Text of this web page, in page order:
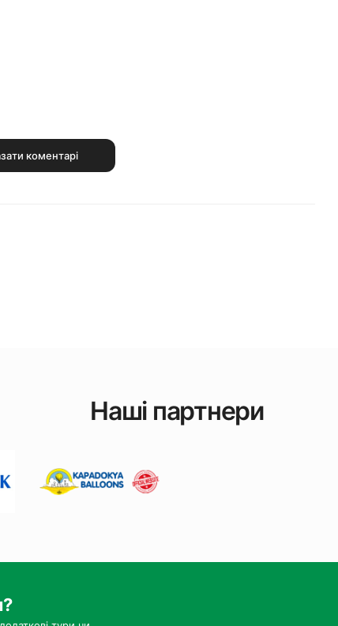
коментарі
Наші партнери